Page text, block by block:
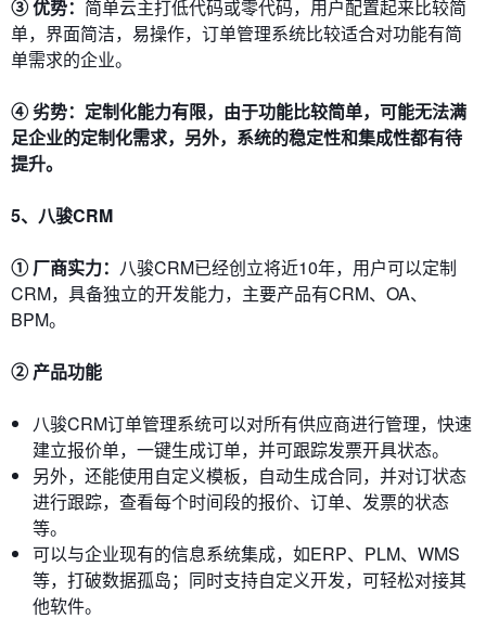
③ 优势： 简单云主打低代码或零代码，用户配置起来比较简
单，界面简洁，易操作，订单管理系统比较适合对功能有简
单需求的企业。
④ 劣势：定制化能力有限，由于功能比较简单，可能无法满
足企业的定制化需求，另外，系统的稳定性和集成性都有待
提升。
5、 八骏CRM
① 厂商实力： 八骏CRM已经创立将近10年，用户可以定制
CRM，具备独立的开发能力，主要产品有CRM、OA、
BPM。
② 产品功能
八骏CRM订单管理系统可以对所有供应商进行管理，快速
建立报价单，一键生成订单，并可跟踪发票开具状态。
另外，还能使用自定义模板，自动生成合同，并对订状态
进行跟踪，查看每个时间段的报价、订单、发票的状态
等。
可以与企业现有的信息系统集成，如ERP、PLM、WMS
等，打破数据孤岛；同时支持自定义开发，可轻松对接其
他软件。